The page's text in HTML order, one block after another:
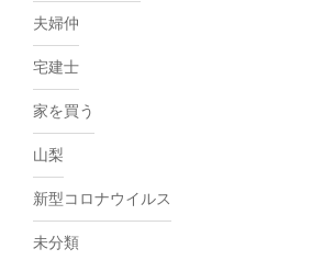
夫婦仲
宅建士
家を買う
山梨
新型コロナウイルス
未分類